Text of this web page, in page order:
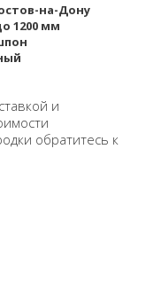
на-Дону
1200 мм
и
обратитесь к